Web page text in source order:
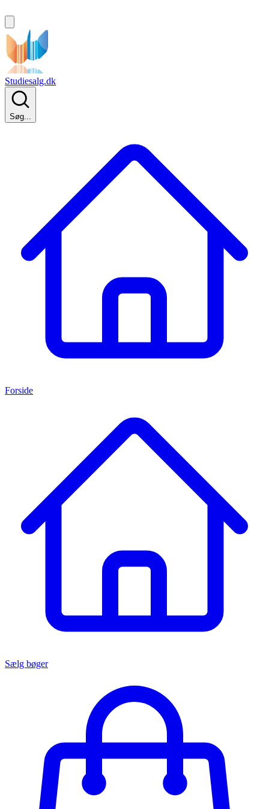
Studiesalg.dk
Søg...
Forside
Sælg bøger